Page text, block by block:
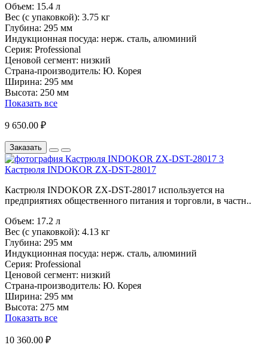
Объем: 15.4 л
Вес (с упаковкой): 3.75 кг
Глубина: 295 мм
Индукционная посуда: нерж. сталь, алюминий
Серия: Professional
Ценовой сегмент: низкий
Страна-производитель: Ю. Корея
Ширина: 295 мм
Высота: 250 мм
Показать все
9 650.00 ₽
Заказать
Кастрюля INDOKOR ZX-DST-28017
Кастрюля INDOKOR ZX-DST-28017 используется на
предприятиях общественного питания и торговли, в частн..
Объем: 17.2 л
Вес (с упаковкой): 4.13 кг
Глубина: 295 мм
Индукционная посуда: нерж. сталь, алюминий
Серия: Professional
Ценовой сегмент: низкий
Страна-производитель: Ю. Корея
Ширина: 295 мм
Высота: 275 мм
Показать все
10 360.00 ₽